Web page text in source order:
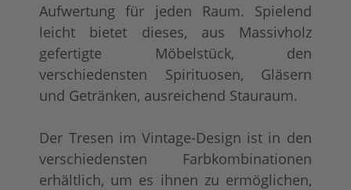
Aufwertung für jeden Raum. Spielend
leicht bietet dieses, aus Massivholz
gefertigte Möbelstück, den
verschiedensten Spirituosen, Gläsern
und Getränken, ausreichend Stauraum.
Der Tresen im Vintage-Design ist in den
verschiedensten Farbkombinationen
erhältlich, um es ihnen zu ermöglichen,